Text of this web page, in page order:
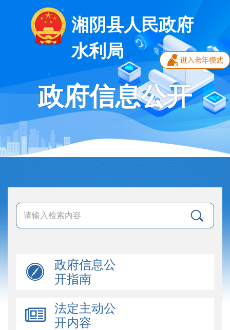
湘阴县人民政府
水利局
政府信息公开
政府信息公
开指南
法定主动公
开内容